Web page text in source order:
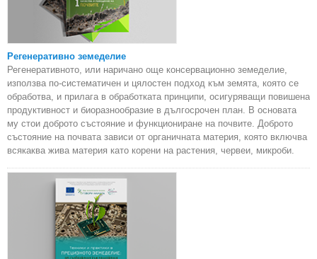
Регенеративно земеделие
Регенеративното, или наричано още консервационно земеделие,
използва по-систематичен и цялостен подход към земята, която се
обработва, и прилага в обработката принципи, осигуряващи повишена
продуктивност и биоразнообразие в дългосрочен план. В основата
му стои доброто състояние и функциониране на почвите. Доброто
състояние на почвата зависи от органичната материя, която включва
всякаква жива материя като корени на растения, червеи, микроби.